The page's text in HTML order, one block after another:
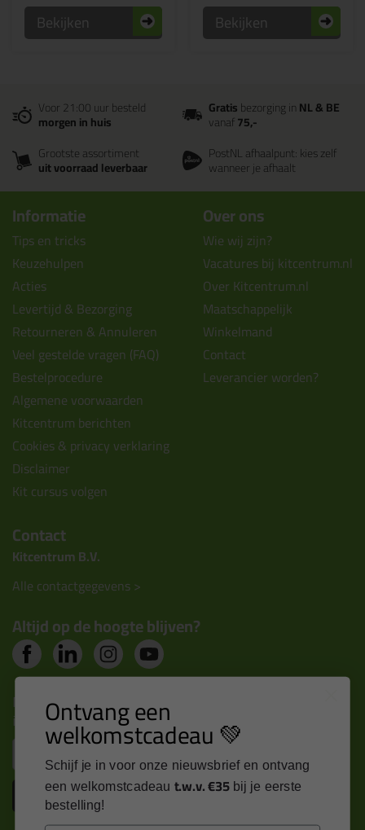
Bekijken Bekijken
Voor 21:00 uur besteld
morgen in huis
Gratisbezorging inNL & BE
vanaf75,-
Grootste assortiment
uit voorraad leverbaar
PostNL afhaalpunt: kies zelf
wanneer je afhaalt
Informatie
Tips en tricks
Keuzehulpen
Acties
Levertijd & Bezorging
Retourneren & Annuleren
Veel gestelde vragen (FAQ)
Bestelprocedure
Algemene voorwaarden
Kitcentrum berichten
Cookies & privacy verklaring
Disclaimer
Kit cursus volgen
Over ons
Wie wij zijn?
Vacatures bij kitcentrum.nl
Over Kitcentrum.nl
Maatschappelijk
Winkelmand
Contact
Leverancier worden?
Contact
Kitcentrum B.V.
Alle contactgegevens >
Altijd op de hoogte blijven?
Nieuws, tips en exclusieve deals rechtstreeks in je
inbox
Inschrijven
Ontvang een
welkomstcadeau 💚
Schijf je in voor onze nieuwsbrief en ontvang
een welkomstcadeau t.w.v. €35 bij je eerste
bestelling!